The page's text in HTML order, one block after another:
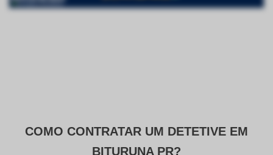
COMO CONTRATAR UM DETETIVE EM
BITURUNA PR?